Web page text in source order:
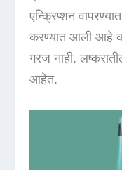
एन्क्रिप्शन
करण्यात आली आहे
गरज नाही.
आहेत.